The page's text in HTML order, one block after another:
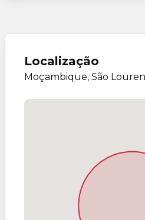
Localização
Moçambique, São